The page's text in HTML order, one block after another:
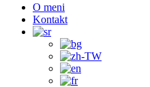
O meni
Kontakt